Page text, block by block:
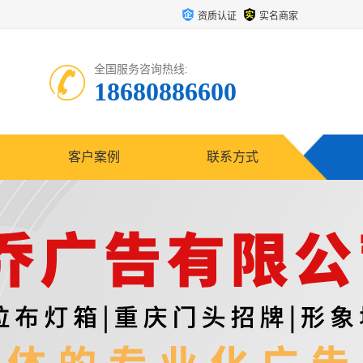
资质认证 实名商家
全国服务咨询热线:
18680886600
客户案例 联系方式